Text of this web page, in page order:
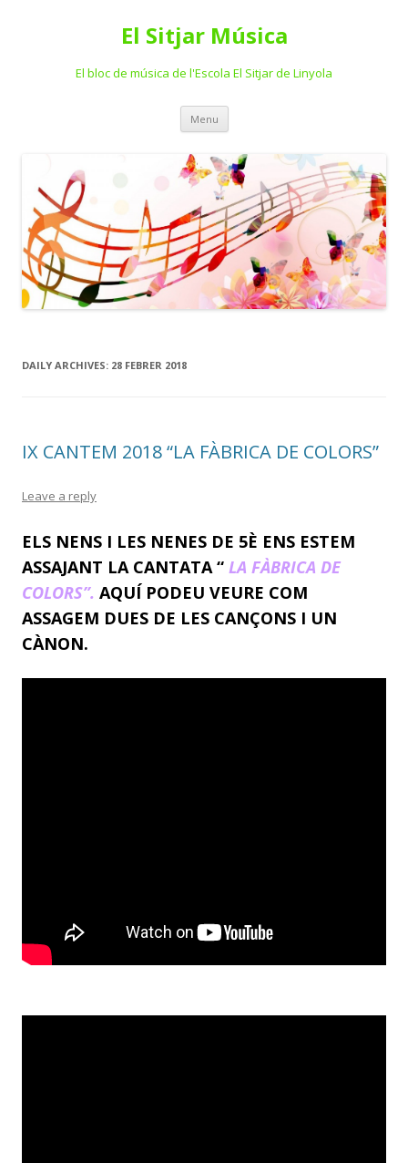
El Sitjar Música
El bloc de música de l'Escola El Sitjar de Linyola
Menu Skip
content
DAILY ARCHIVES: 28 FEBRER 2018
IX CANTEM 2018 “LA FÀBRICA DE COLORS”
Leave a reply
ELS NENS I LES NENES DE 5È ENS ESTEM
ASSAJANT LA CANTATA “ LA FÀBRICA DE
COLORS”. AQUÍ PODEU VEURE COM
ASSAGEM DUES DE LES CANÇONS I UN
CÀNON.